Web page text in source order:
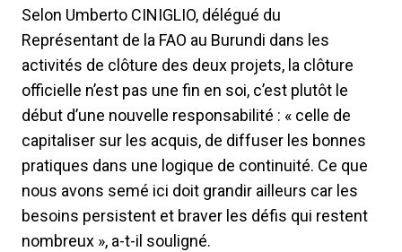
Selon Umberto CINIGLIO, délégué du
Représentant de la FAO au Burundi dans les
activités de clôture des deux projets, la clôture
officielle n’est pas une fin en soi, c’est plutôt le
début d’une nouvelle responsabilité : « celle de
capitaliser sur les acquis, de diffuser les bonnes
pratiques dans une logique de continuité. Ce que
nous avons semé ici doit grandir ailleurs car les
besoins persistent et braver les défis qui restent
nombreux », a-t-il souligné.